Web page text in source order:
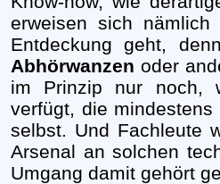
erweisen sich
Entdeckung geht,
Abhörwanzen oder
im Prinzip nur noch,
verfügt, die
selbst. Und Fachleute
Arsenal an solchen
Umgang damit gehört